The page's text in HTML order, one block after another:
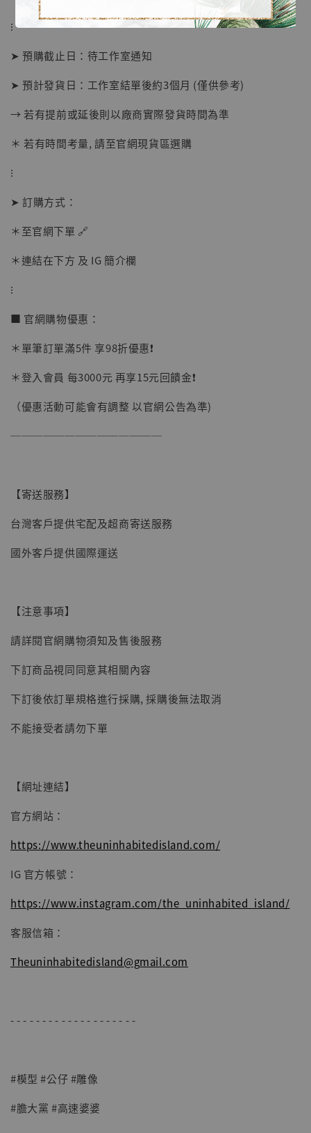
摩 [7STARS Studio]
NT$ 1,500
NT$ 1,870
【現貨】BJSTUDIO 1/6系列可動蒐藏人偶 讓
NT$ 5,300
⁝
➤ 預購截止日：待工作室通知
➤ 預計發貨日：工作室結單後約3個月 (僅供參考)
→ 若有提前或延後則以廠商實際發貨時間為準
＊ 若有時間考量, 請至官網現貨區選購
⁝
➤ 訂購方式：
＊至官網下單 🔗
＊連結在下方 及 IG 簡介欄
⁝
■ 官網購物優惠：
＊單筆訂單滿5件 享98折優惠❗️
＊登入會員 每3000元 再享15元回饋金❗️
（優惠活動可能會有調整 以官網公告為準)
──────────────
【寄送服務】
台灣客戶提供宅配及超商寄送服務
國外客戶提供國際運送
【注意事項】
請詳閱官網購物須知及售後服務
下訂商品視同同意其相關內容
下訂後依訂單規格進行採購, 採購後無法取消
不能接受者請勿下單
【網址連結】
官方網站：
https://www.theuninhabitedisland.com/
IG 官方帳號：
https://www.instagram.com/the_uninhabited_island/
客服信箱：
Theuninhabitedisland@gmail.com
- - - - - - - - - - - - - - - - - - - -
#模型 #公仔 #雕像
#膽大黨 #高速婆婆